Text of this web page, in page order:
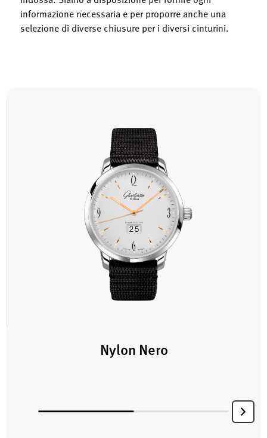
informazione necessaria e per proporre anche una
selezione di diverse chiusure per i diversi cinturini.
Nylon Nero